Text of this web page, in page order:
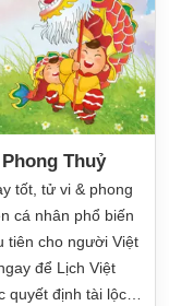
Thuỷ
tốt, tử vi & phong
cá nhân phổ biến
tiên cho người Việt
để Lịch Việt
quyết định tài lộc,